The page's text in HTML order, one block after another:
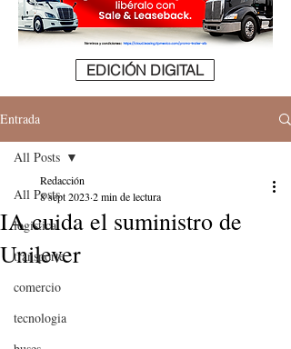
EDICIÓN DIGITAL
Entrada
All Posts
logistica
transporte
comercio
tecnologia
All Posts
IA cuida el suministro de
Unilever
Redacción
8 sept 2023 2 min de lectura